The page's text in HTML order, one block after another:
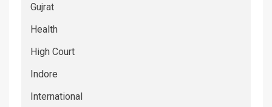
Gujrat
Health
High Court
Indore
International